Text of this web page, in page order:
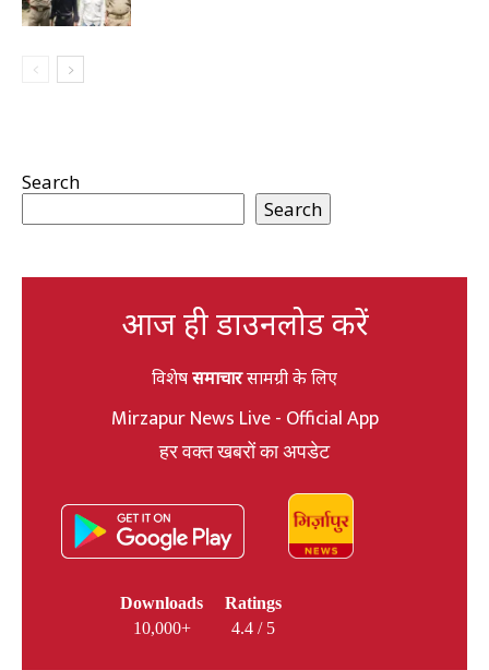
Search
Search
आज ही डाउनलोड करें
विशेषसमाचारसामग्री के लिए
Mirzapur News Live - Official App
हर वक्त खबरों का अपडेट
Downloads
10,000+
Ratings
4.4 / 5